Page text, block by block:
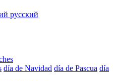
русский
día de Navidad día de Pascua día